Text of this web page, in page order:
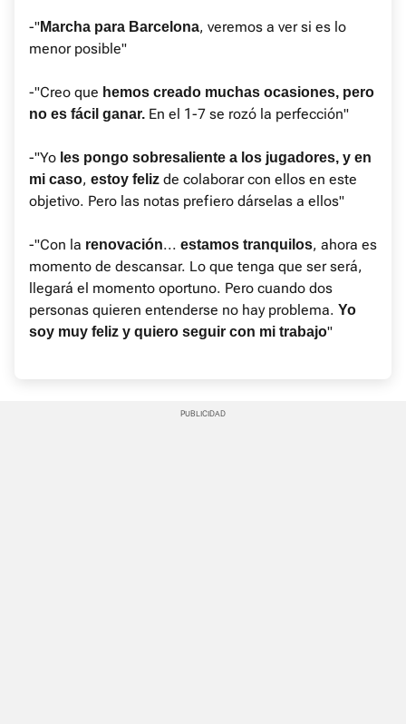
-"Marcha para Barcelona, veremos a ver si es lo
menor posible"
-"Creo que hemos creado muchas ocasiones, pero
no es fácil ganar. En el 1-7 se rozó la perfección"
-"Yo les pongo sobresaliente a los jugadores, y en
mi caso, estoy feliz de colaborar con ellos en este
objetivo. Pero las notas prefiero dárselas a ellos"
-"Con la renovación... estamos tranquilos, ahora es
momento de descansar. Lo que tenga que ser será,
llegará el momento oportuno. Pero cuando dos
personas quieren entenderse no hay problema. Yo
soy muy feliz y quiero seguir con mi trabajo"